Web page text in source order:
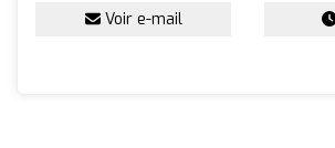
Voir e-mail